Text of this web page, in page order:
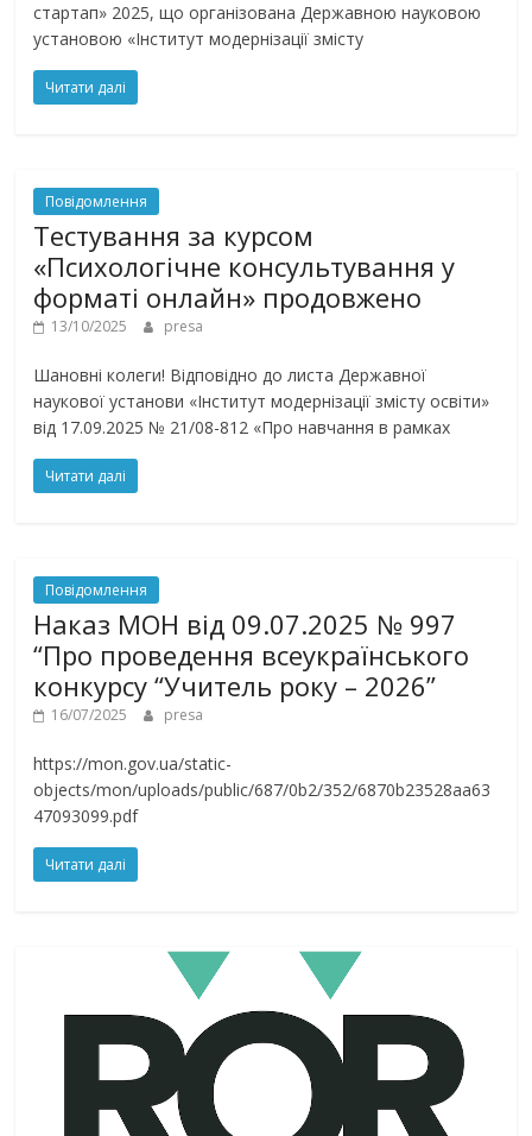
стартап» 2025, що організована Державною науковою
установою «Інститут модернізації змісту
Читати далі
Повідомлення
Тестування за курсом
«Психологічне консультування у
форматі онлайн» продовжено
13/10/2025 presa
Шановні колеги! Відповідно до листа Державної
наукової установи «Інститут модернізації змісту освіти»
від 17.09.2025 № 21/08-812 «Про навчання в рамках
Читати далі
Повідомлення
Наказ МОН від 09.07.2025 № 997
“Про проведення всеукраїнського
конкурсу “Учитель року – 2026”
16/07/2025 presa
https://mon.gov.ua/static-
objects/mon/uploads/public/687/0b2/352/6870b23528aa63
47093099.pdf
Читати далі